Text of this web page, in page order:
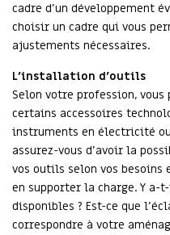
cadre d’un développement
choisir un cadre qui vous
ajustements nécessaires.
L’installation d’outils
Selon votre profession,
certains accessoires
instruments en électricité
assurez-vous d’avoir la
vos outils selon vos besoins
en supporter la charge. Y a-
disponibles ? Est-ce que
correspondre à votre